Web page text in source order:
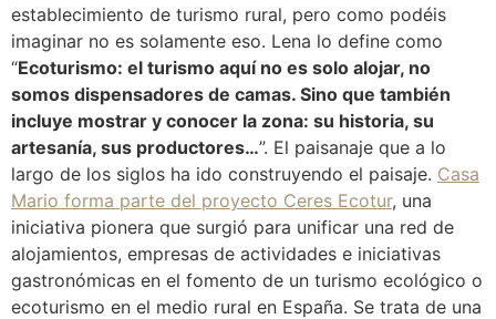
establecimiento de turismo rural, pero como podéis
imaginar no es solamente eso. Lena lo define como
“Ecoturismo: el turismo aquí no es solo alojar, no
somos dispensadores de camas. Sino que también
incluye mostrar y conocer la zona: su historia, su
artesanía, sus productores…”. El paisanaje que a lo
largo de los siglos ha ido construyendo el paisaje. Casa
Mario forma parte del proyecto Ceres Ecotur, una
iniciativa pionera que surgió para unificar una red de
alojamientos, empresas de actividades e iniciativas
gastronómicas en el fomento de un turismo ecológico o
ecoturismo en el medio rural en España. Se trata de una